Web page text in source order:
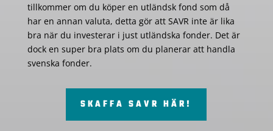
tillkommer om du köper en utländsk fond som då
har en annan valuta, detta gör att SAVR inte är lika
bra när du investerar i just utländska fonder. Det är
dock en super bra plats om du planerar att handla
svenska fonder.
SKAFFA SAVR HÄR!